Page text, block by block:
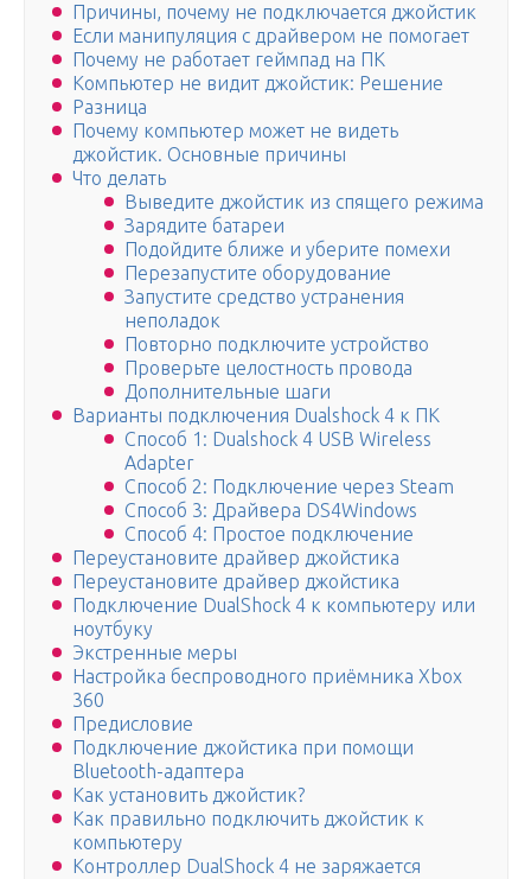
Причины, почему не подключается джойстик
Если манипуляция с драйвером не помогает
Почему не работает геймпад на ПК
Компьютер не видит джойстик: Решение
Разница
Почему компьютер может не видеть
джойстик. Основные причины
Что делать
Выведите джойстик из спящего режима
Зарядите батареи
Подойдите ближе и уберите помехи
Перезапустите оборудование
Запустите средство устранения
неполадок
Повторно подключите устройство
Проверьте целостность провода
Дополнительные шаги
Варианты подключения Dualshock 4 к ПК
Способ 1: Dualshock 4 USB Wireless
Adapter
Способ 2: Подключение через Steam
Способ 3: Драйвера DS4Windows
Способ 4: Простое подключение
Переустановите драйвер джойстика
Переустановите драйвер джойстика
Подключение DualShock 4 к компьютеру или
ноутбуку
Экстренные меры
Настройка беспроводного приёмника Xbox
360
Предисловие
Подключение джойстика при помощи
Bluetooth-адаптера
Как установить джойстик?
Как правильно подключить джойстик к
компьютеру
Контроллер DualShock 4 не заряжается